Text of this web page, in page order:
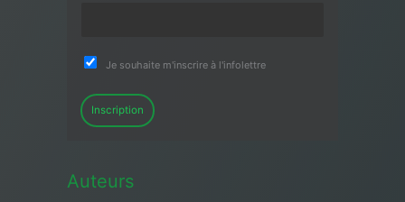
Je souhaite m'inscrire à l'infolettre
Inscription
Auteurs